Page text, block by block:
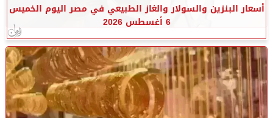
أسعار البنزين والسولار والغاز الطبيعي في مصر اليوم الخميس
6 أغسطس 2026